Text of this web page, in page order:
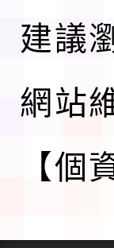
建議
網站
【個